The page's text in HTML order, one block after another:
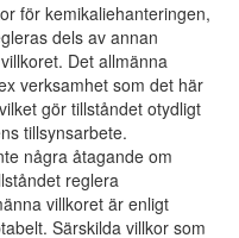
för kemikaliehanteringen,
dels av annan
Det allmänna
verksamhet som det här
gör tillståndet otydligt
tillsynsarbete.
några åtagande om
reglera
villkoret är enligt
Särskilda villkor som